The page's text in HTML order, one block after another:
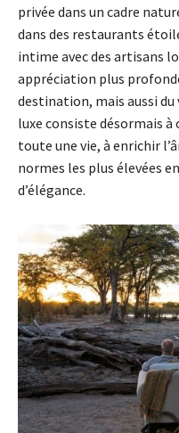
privée dans un cadre
dans des restaurants
intime avec des artisans
appréciation plus
destination, mais aussi du
luxe consiste désormais à
toute une vie, à enrichir
normes les plus élevées
d’élégance.